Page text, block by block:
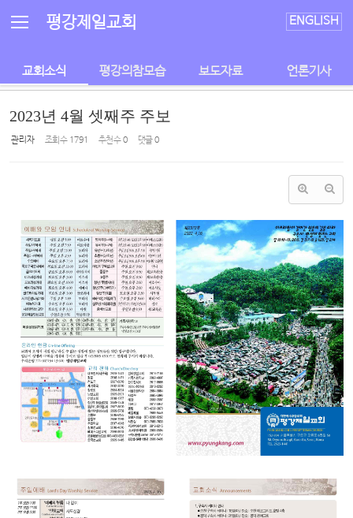
평강제일교회 ENGLISH
교회소식 평강의참모습 보도자료 언론기사
2023년 4월 셋째주 주보
관리자 조회 수 1791 추천 수0 댓글0